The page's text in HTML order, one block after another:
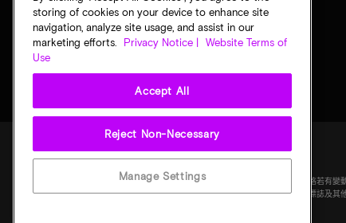
法律美光隱私公告銷售條款您的隱私選擇
Micron Technology, Inc. 保留所有權利。資訊、產品和／或規格若有
準，不提供任何形式的保固。繪圖可能不符合比例。Micron、Micron 標誌及
storing of cookies on your device to enhance site
navigation, analyze site usage, and assist in our
marketing efforts.
Privacy Notice |
Website Terms of
Use
Accept All
Reject Non-Necessary
Manage Settings